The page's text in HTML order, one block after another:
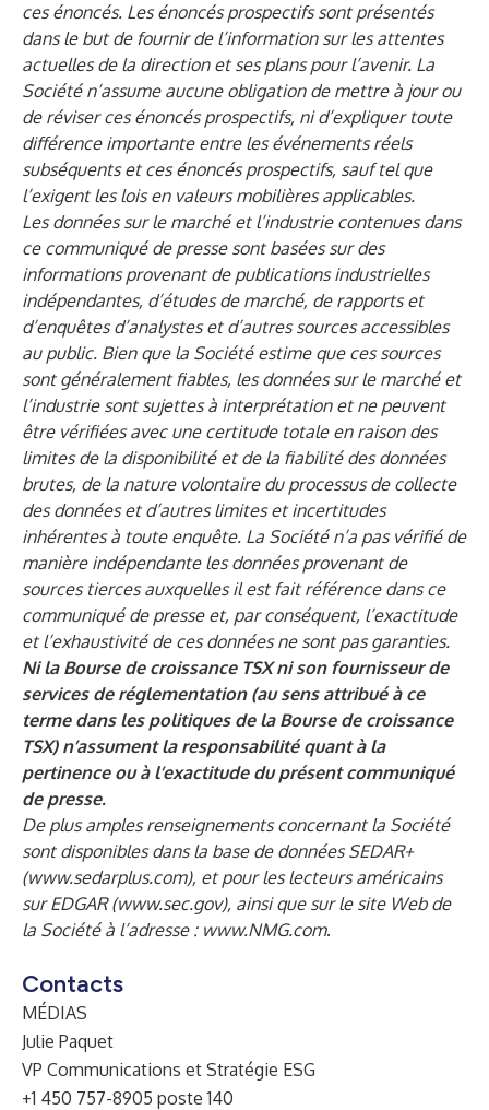
ces énoncés. Les énoncés prospectifs sont présentés
dans le but de fournir de l’information sur les attentes
actuelles de la direction et ses plans pour l’avenir. La
Société n’assume aucune obligation de mettre à jour ou
de réviser ces énoncés prospectifs, ni d’expliquer toute
différence importante entre les événements réels
subséquents et ces énoncés prospectifs, sauf tel que
l’exigent les lois en valeurs mobilières applicables.
Les données sur le marché et l’industrie contenues dans
ce communiqué de presse sont basées sur des
informations provenant de publications industrielles
indépendantes, d’études de marché, de rapports et
d’enquêtes d’analystes et d’autres sources accessibles
au public. Bien que la Société estime que ces sources
sont généralement fiables, les données sur le marché et
l’industrie sont sujettes à interprétation et ne peuvent
être vérifiées avec une certitude totale en raison des
limites de la disponibilité et de la fiabilité des données
brutes, de la nature volontaire du processus de collecte
des données et d’autres limites et incertitudes
inhérentes à toute enquête. La Société n’a pas vérifié de
manière indépendante les données provenant de
sources tierces auxquelles il est fait référence dans ce
communiqué de presse et, par conséquent, l’exactitude
et l’exhaustivité de ces données ne sont pas garanties.
Ni la Bourse de croissance TSX ni son fournisseur de
services de réglementation (au sens attribué à ce
terme dans les politiques de la Bourse de croissance
TSX) n’assument la responsabilité quant à la
pertinence ou à l’exactitude du présent communiqué
de presse.
De plus amples renseignements concernant la Société
sont disponibles dans la base de données SEDAR+
(www.sedarplus.com), et pour les lecteurs américains
sur EDGAR (www.sec.gov), ainsi que sur le site Web de
la Société à l’adresse : www.NMG.com.
Contacts
MÉDIAS
Julie Paquet
VP Communications et Stratégie ESG
+1 450 757-8905 poste 140